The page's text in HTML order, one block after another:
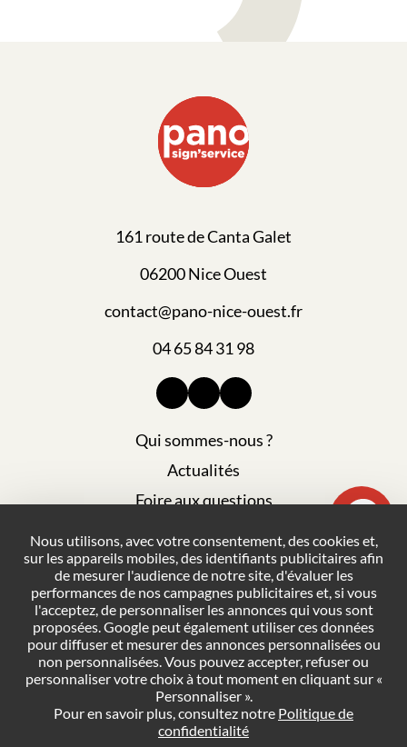
161 route de Canta Galet
06200 Nice Ouest
contact@pano-nice-ouest.fr
04 65 84 31 98
Qui sommes-nous ?
Actualités
Foire aux questions
Plan du site
Politique de confidentialité
Conditions générales de vente
Gestion des cookies
NOUS CONTACTER
Nous utilisons, avec votre consentement, des cookies et,
sur les appareils mobiles, des identifiants publicitaires afin
de mesurer l'audience de notre site, d'évaluer les
performances de nos campagnes publicitaires et, si vous
l'acceptez, de personnaliser les annonces qui vous sont
proposées. Google peut également utiliser ces données
pour diffuser et mesurer des annonces personnalisées ou
non personnalisées. Vous pouvez accepter, refuser ou
personnaliser votre choix à tout moment en cliquant sur «
Personnaliser ».
Pour en savoir plus, consultez notre Politique de
confidentialité